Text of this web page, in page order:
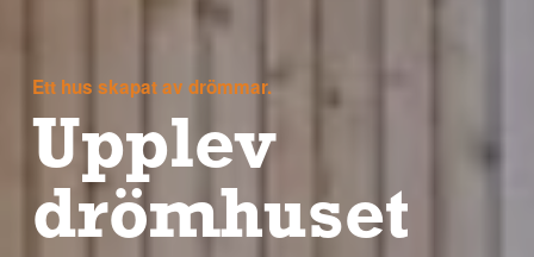
Ett hus skapat av drömmar.
Upplev
drömhuset